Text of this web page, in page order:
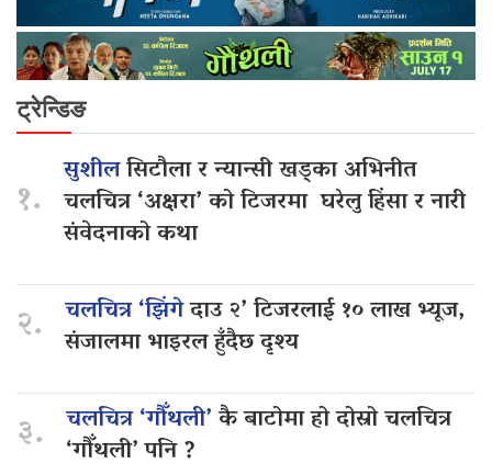
ट्रेन्डिङ
१.
सुशीलसिटौला र न्यान्सी खड्का अभिनीत
चलचित्र ‘अक्षरा’ को टिजरमा घरेलु हिंसा र नारी
संवेदनाको कथा
२. चलचित्र ‘झिंगेदाउ २’ टिजरलाई १० लाख भ्यूज,
संजालमा भाइरल हुँदैछ दृश्य
३. चलचित्र ‘गौँथली’कै बाटोमा हो दोस्रो चलचित्र
‘गौँथली’ पनि ?